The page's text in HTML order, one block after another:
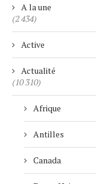
A la une
(2 434)
Active
Actualité
(10 310)
Afrique
Antilles
Canada